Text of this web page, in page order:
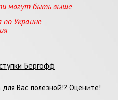
могут быть выше
по Украине
Бергофф
Вас полезной!? Оцените!